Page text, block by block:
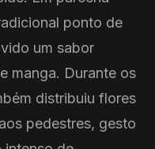
ponto de
um sabor
manga. Durante os
distribuiu flores
pedestres, gesto